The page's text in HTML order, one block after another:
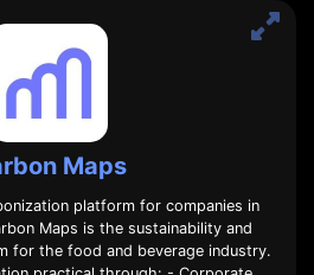
Maps
platform for companies in
Maps is the sustainability and
for the food and beverage industry.